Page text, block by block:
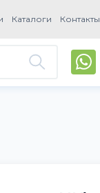
Каталоги Контакты